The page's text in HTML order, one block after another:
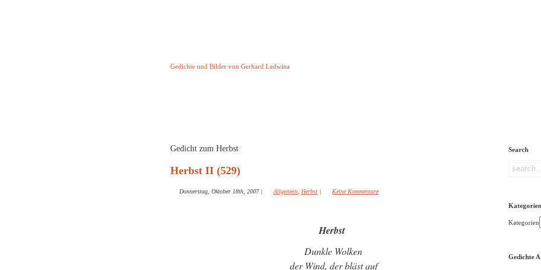
Gedichte und Bilder von Gerhard Ledwina
Gedicht zum Herbst
Herbst II (529)
Donnerstag, Oktober 18th, 2007| Allgemein Herbst | Keine Kommentare
Herbst
Dunkle Wolken
der Wind, der bläst auf
Search
Kategorien
Kategorien
Gedichte